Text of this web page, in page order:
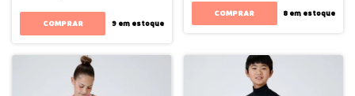
COMPRAR 9em estoque
COMPRAR 8 em estoque